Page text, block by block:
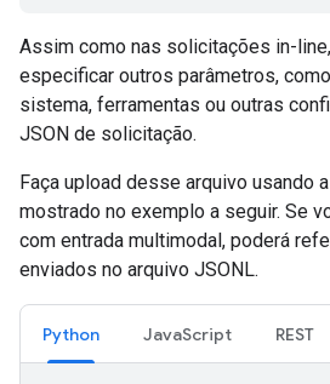
Assim como nas solicitações in-
especificar outros parâmetros,
sistema, ferramentas ou outras
JSON de solicitação.
Faça upload desse arquivo usando a
mostrado no exemplo a seguir. Se
com entrada multimodal, poderá
enviados no arquivo JSONL.
Python JavaScript REST